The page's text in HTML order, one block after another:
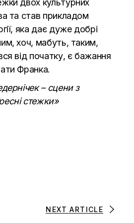
двох культурних
та став прикладом
яка дає дуже добрі
хоч, мабуть, таким,
від початку, є бажання
Франка.
– сцени з
стежки»
NEXT ARTICLE